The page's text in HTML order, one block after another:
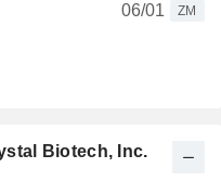
06/01
ZM
Biotech, Inc.